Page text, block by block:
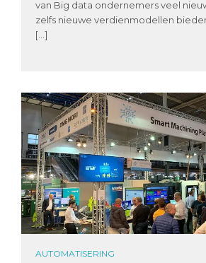
van Big data ondernemers veel
zelfs nieuwe verdienmodellen
[…]
AUTOMATISERING